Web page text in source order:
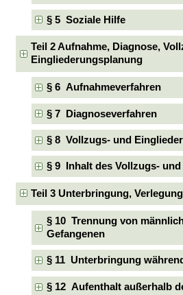
§ 5 Soziale Hilfe
Teil 2 Aufnahme, Diagnose,
Eingliederungsplanung
§ 6 Aufnahmeverfahren
§ 7 Diagnoseverfahren
§ 8 Vollzugs- und
§ 9 Inhalt des Vollzugs-
Teil 3 Unterbringung, Verlegung
§ 10 Trennung von
Gefangenen
§ 11 Unterbringung
§ 12 Aufenthalt außerhalb